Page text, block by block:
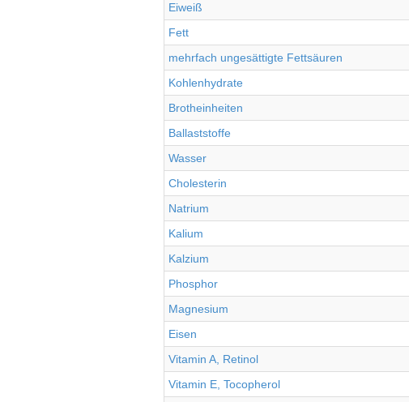
Eiweiß
Fett
mehrfach ungesättigte Fettsäuren
Kohlenhydrate
Brotheinheiten
Ballaststoffe
Wasser
Cholesterin
Natrium
Kalium
Kalzium
Phosphor
Magnesium
Eisen
Vitamin A, Retinol
Vitamin E, Tocopherol